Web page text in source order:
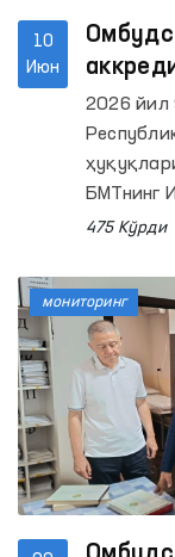
10
Июн
2026 йил
БМТнинг
475 Кўрди
мониторинг